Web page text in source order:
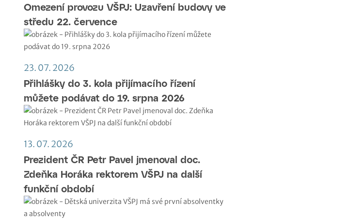
Omezení provozu VŠPJ: Uzavření budovy ve
středu 22. července
23. 07. 2026
Přihlášky do 3. kola přijímacího řízení
můžete podávat do 19. srpna 2026
13. 07. 2026
Prezident ČR Petr Pavel jmenoval doc.
Zdeňka Horáka rektorem VŠPJ na další
funkční období